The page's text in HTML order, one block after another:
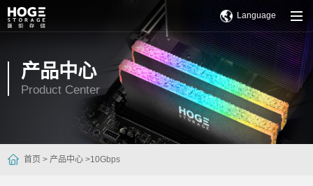
Language
产品中心
Product Center
首页 > 产品中心 >10Gbps